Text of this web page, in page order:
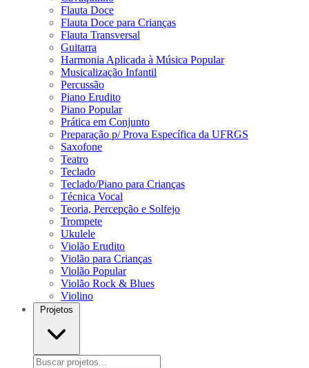
Flauta Doce
Flauta Doce para Crianças
Flauta Transversal
Guitarra
Harmonia Aplicada à Música Popular
Musicalização Infantil
Percussão
Piano Erudito
Piano Popular
Prática em Conjunto
Preparação p/ Prova Específica da UFRGS
Saxofone
Teatro
Teclado
Teclado/Piano para Crianças
Técnica Vocal
Teoria, Percepção e Solfejo
Trompete
Ukulele
Violão Erudito
Violão para Crianças
Violão Popular
Violão Rock & Blues
Violino
Projetos